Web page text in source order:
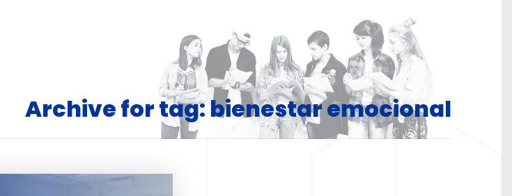
Archive for tag: bienestar emocional